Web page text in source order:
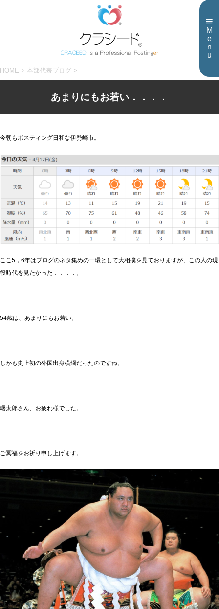
M
e
n
u
HOME > 本部代表ブログ >
あまりにもお若い．．．．
今朝もポスティング日和な伊勢崎市。
ここ5，6年はブログのネタ集めの一環として大相撲を見ておりますが、この人の現
役時代を見たかった．．．．。
54歳は、あまりにもお若い。
しかも史上初の外国出身横綱だったのですね。
曙太郎さん、お疲れ様でした。
ご冥福をお祈り申し上げます。